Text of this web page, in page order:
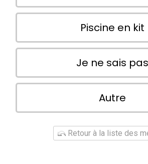
Piscine en kit
Je ne sais pas
Autre
Retour à la liste des